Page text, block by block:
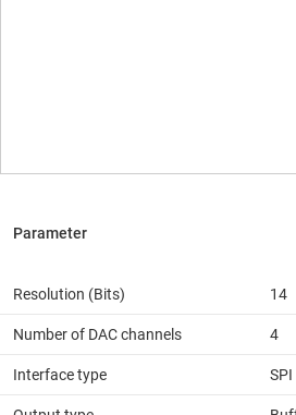
Resolution (Bits) 14
Number of DAC channels 4
Interface type SPI